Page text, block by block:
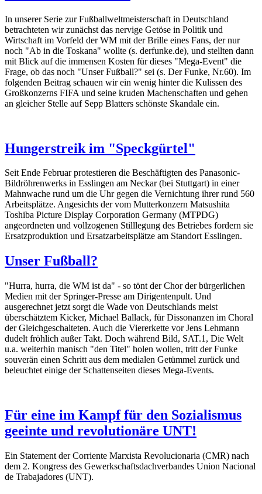
In unserer Serie zur Fußballweltmeisterschaft in Deutschland
betrachteten wir zunächst das nervige Getöse in Politik und
Wirtschaft im Vorfeld der WM mit der Brille eines Fans, der nur
noch "Ab in die Toskana" wollte (s. derfunke.de), und stellten dann
mit Blick auf die immensen Kosten für dieses "Mega-Event" die
Frage, ob das noch "Unser Fußball?" sei (s. Der Funke, Nr.60). Im
folgenden Beitrag schauen wir ein wenig hinter die Kulissen des
Großkonzerns FIFA und seine kruden Machenschaften und gehen
an gleicher Stelle auf Sepp Blatters schönste Skandale ein.
Hungerstreik im "Speckgürtel"
Seit Ende Februar protestieren die Beschäftigten des Panasonic-
Bildröhrenwerks in Esslingen am Neckar (bei Stuttgart) in einer
Mahnwache rund um die Uhr gegen die Vernichtung ihrer rund 560
Arbeitsplätze. Angesichts der vom Mutterkonzern Matsushita
Toshiba Picture Display Corporation Germany (MTPDG)
angeordneten und vollzogenen Stilllegung des Betriebes fordern sie
Ersatzproduktion und Ersatzarbeitsplätze am Standort Esslingen.
Unser Fußball?
"Hurra, hurra, die WM ist da" - so tönt der Chor der bürgerlichen
Medien mit der Springer-Presse am Dirigentenpult. Und
ausgerechnet jetzt sorgt die Wade von Deutschlands meist
überschätztem Kicker, Michael Ballack, für Dissonanzen im Choral
der Gleichgeschalteten. Auch die Viererkette vor Jens Lehmann
dudelt fröhlich außer Takt. Doch während Bild, SAT.1, Die Welt
u.a. weiterhin manisch "den Titel" holen wollen, tritt der Funke
souverän einen Schritt aus dem medialen Getümmel zurück und
beleuchtet einige der Schattenseiten dieses Mega-Events.
Für eine im Kampf für den Sozialismus
geeinte und revolutionäre UNT!
Ein Statement der Corriente Marxista Revolucionaria (CMR) nach
dem 2. Kongress des Gewerkschaftsdachverbandes Union Nacional
de Trabajadores (UNT).